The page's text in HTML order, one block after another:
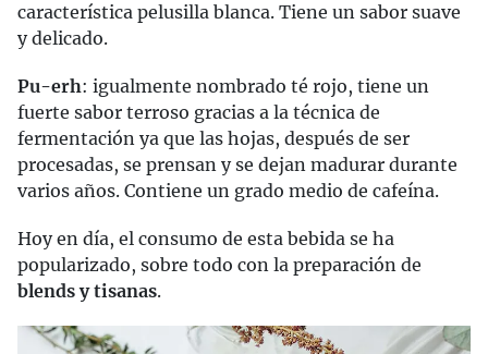
característica pelusilla blanca. Tiene un sabor suave
y delicado.
Pu-erh: igualmente nombrado té rojo, tiene un
fuerte sabor terroso gracias a la técnica de
fermentación ya que las hojas, después de ser
procesadas, se prensan y se dejan madurar durante
varios años. Contiene un grado medio de cafeína.
Hoy en día, el consumo de esta bebida se ha
popularizado, sobre todo con la preparación de
blends y tisanas.